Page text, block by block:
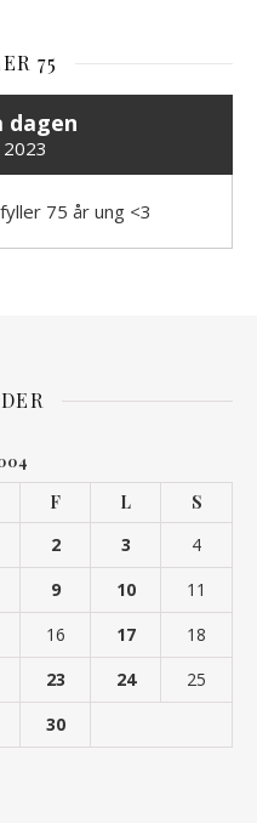
75
dagen
75 år ung <3
F L
S
2 3
4
9 10
11
16 17
18
23 24
25
30